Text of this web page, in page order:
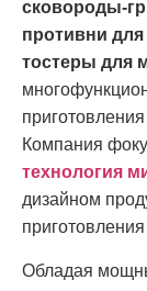
сковороды-
противни
тостеры для
Компания
технология
дизайном
Обладая